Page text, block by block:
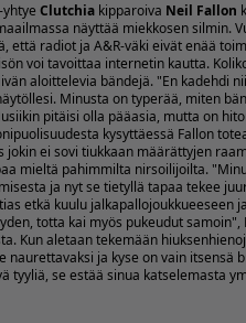
Clutchia kipparoiva Neil Fallon
näyttää miekkosen silmin.
että radiot ja A&R-väki eivät enää
voi tavoittaa internetin kautta.
aloittelevia bändejä. "En kadehdi
Minusta on typerää, miten
pitäisi olla pääasia, mutta on
kysyttäessä Fallon
ei sovi tiukkaan määrättyjen
mieltä pahimmilta nirsoilijoilta.
ja nyt se tietyllä tapaa tekee
etkä kuulu jalkapallojoukkueeseen
totta kai myös pukeudut
Kun aletaan tekemään
ja kyse on vain itsensä
tyyliä, se estää sinua katselemasta